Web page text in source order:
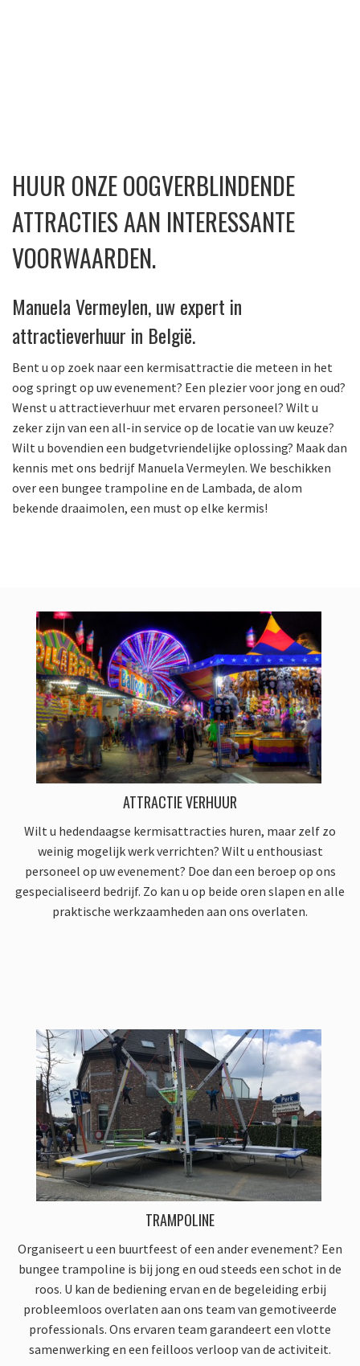
HUUR ONZE OOGVERBLINDENDE
ATTRACTIES AAN INTERESSANTE
VOORWAARDEN.
Manuela Vermeylen, uw expert in
attractieverhuur in België.
Bent u op zoek naar een kermisattractie die meteen in het
oog springt op uw evenement? Een plezier voor jong en oud?
Wenst u attractieverhuur met ervaren personeel? Wilt u
zeker zijn van een all-in service op de locatie van uw keuze?
Wilt u bovendien een budgetvriendelijke oplossing? Maak dan
kennis met ons bedrijf Manuela Vermeylen. We beschikken
over een bungee trampoline en de Lambada, de alom
bekende draaimolen, een must op elke kermis!
ATTRACTIE VERHUUR
Wilt u hedendaagse kermisattracties huren, maar zelf zo
weinig mogelijk werk verrichten? Wilt u enthousiast
personeel op uw evenement? Doe dan een beroep op ons
gespecialiseerd bedrijf. Zo kan u op beide oren slapen en alle
praktische werkzaamheden aan ons overlaten.
TRAMPOLINE
Organiseert u een buurtfeest of een ander evenement? Een
bungee trampoline is bij jong en oud steeds een schot in de
roos. U kan de bediening ervan en de begeleiding erbij
probleemloos overlaten aan ons team van gemotiveerde
professionals. Ons ervaren team garandeert een vlotte
samenwerking en een feilloos verloop van de activiteit.